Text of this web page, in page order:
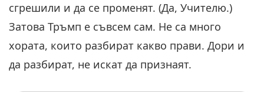
Между Учителя и учениците 2021-09-24 Преглед
6
Защо страдат добрите хора в
този свят?, част 6 от 6
сгрешили и да се променят. (Да, Учителю.)
Затова Тръмп е съвсем сам. Не са много
хората, които разбират какво прави. Дори и
да разбират, не искат да признаят.